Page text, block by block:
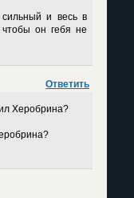
и весь в
он гебя не
Ответить
Херобрина?